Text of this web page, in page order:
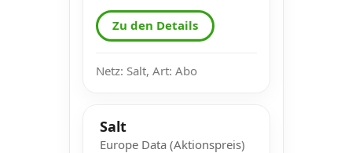
Zu den Details
Netz: Salt, Art: Abo
Salt
Europe Data (Aktionspreis)